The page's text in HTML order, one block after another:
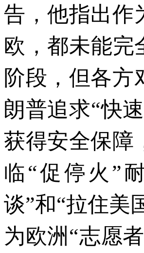
告，他指出作
欧，都未能完
阶段，但各方
朗普追求“快
获得安全保障
临“促停火”
谈”和“拉住美
为欧洲“志愿